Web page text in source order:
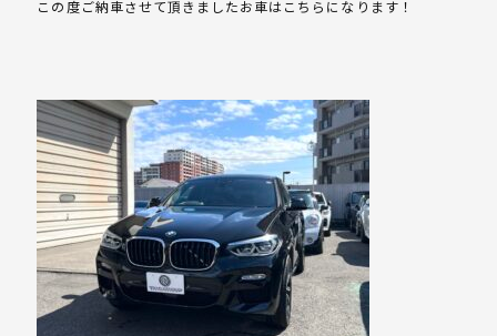
この度ご納車させて頂きましたお車はこちらになります！